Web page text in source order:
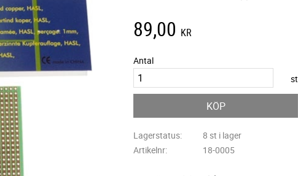
89,00 KR
Antal
st
KÖP
Lagerstatus
8 st i lager
Artikelnr
18-0005